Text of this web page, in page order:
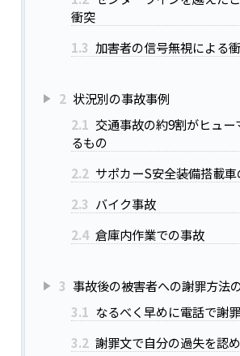
衝突
1.3 加害者の信号無視による
2 状況別の事故事例
2.1 交通事故の約9割がヒュー
るもの
2.2 サポカーS安全装備搭載
2.3 バイク事故
2.4 倉庫内作業での事故
3 事故後の被害者への謝罪方法
3.1 なるべく早めに電話で謝
3.2 謝罪文で自分の過失を認